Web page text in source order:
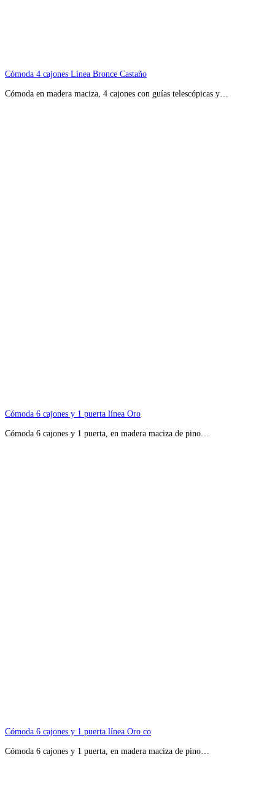
Cómoda 4 cajones Línea Bronce Castaño
Cómoda en madera maciza, 4 cajones con guías telescópicas y…
Cómoda 6 cajones y 1 puerta línea Oro
Cómoda 6 cajones y 1 puerta, en madera maciza de pino…
Cómoda 6 cajones y 1 puerta línea Oro co
Cómoda 6 cajones y 1 puerta, en madera maciza de pino…